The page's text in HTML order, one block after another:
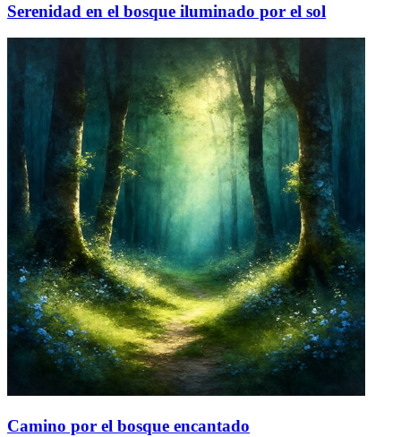
Serenidad en el bosque iluminado por el sol
Camino por el bosque encantado